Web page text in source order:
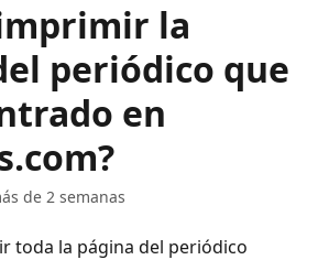
la
periódico que
en
de 2 semanas
toda la página del periódico